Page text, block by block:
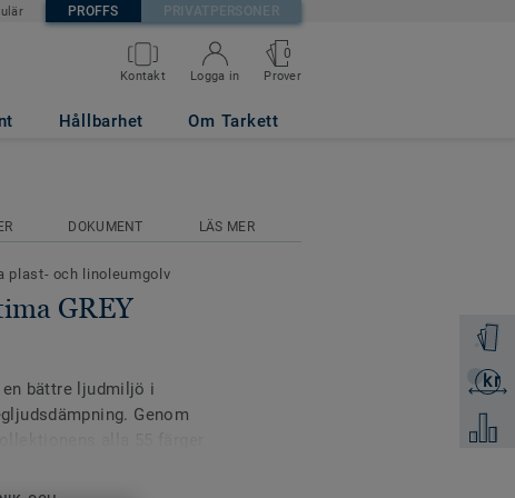
PROFFS PRIVATPERSONER
Kontakt Logga in
0
Prover
Hållbarhet Om Tarkett
Beställ
kr
Jämför
DOKUMENT LÄS MER
plast- och linoleumgolv
GREY
bättre ljudmiljö i
Genom